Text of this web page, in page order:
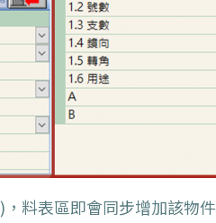
，料表區即會同步增加該物件